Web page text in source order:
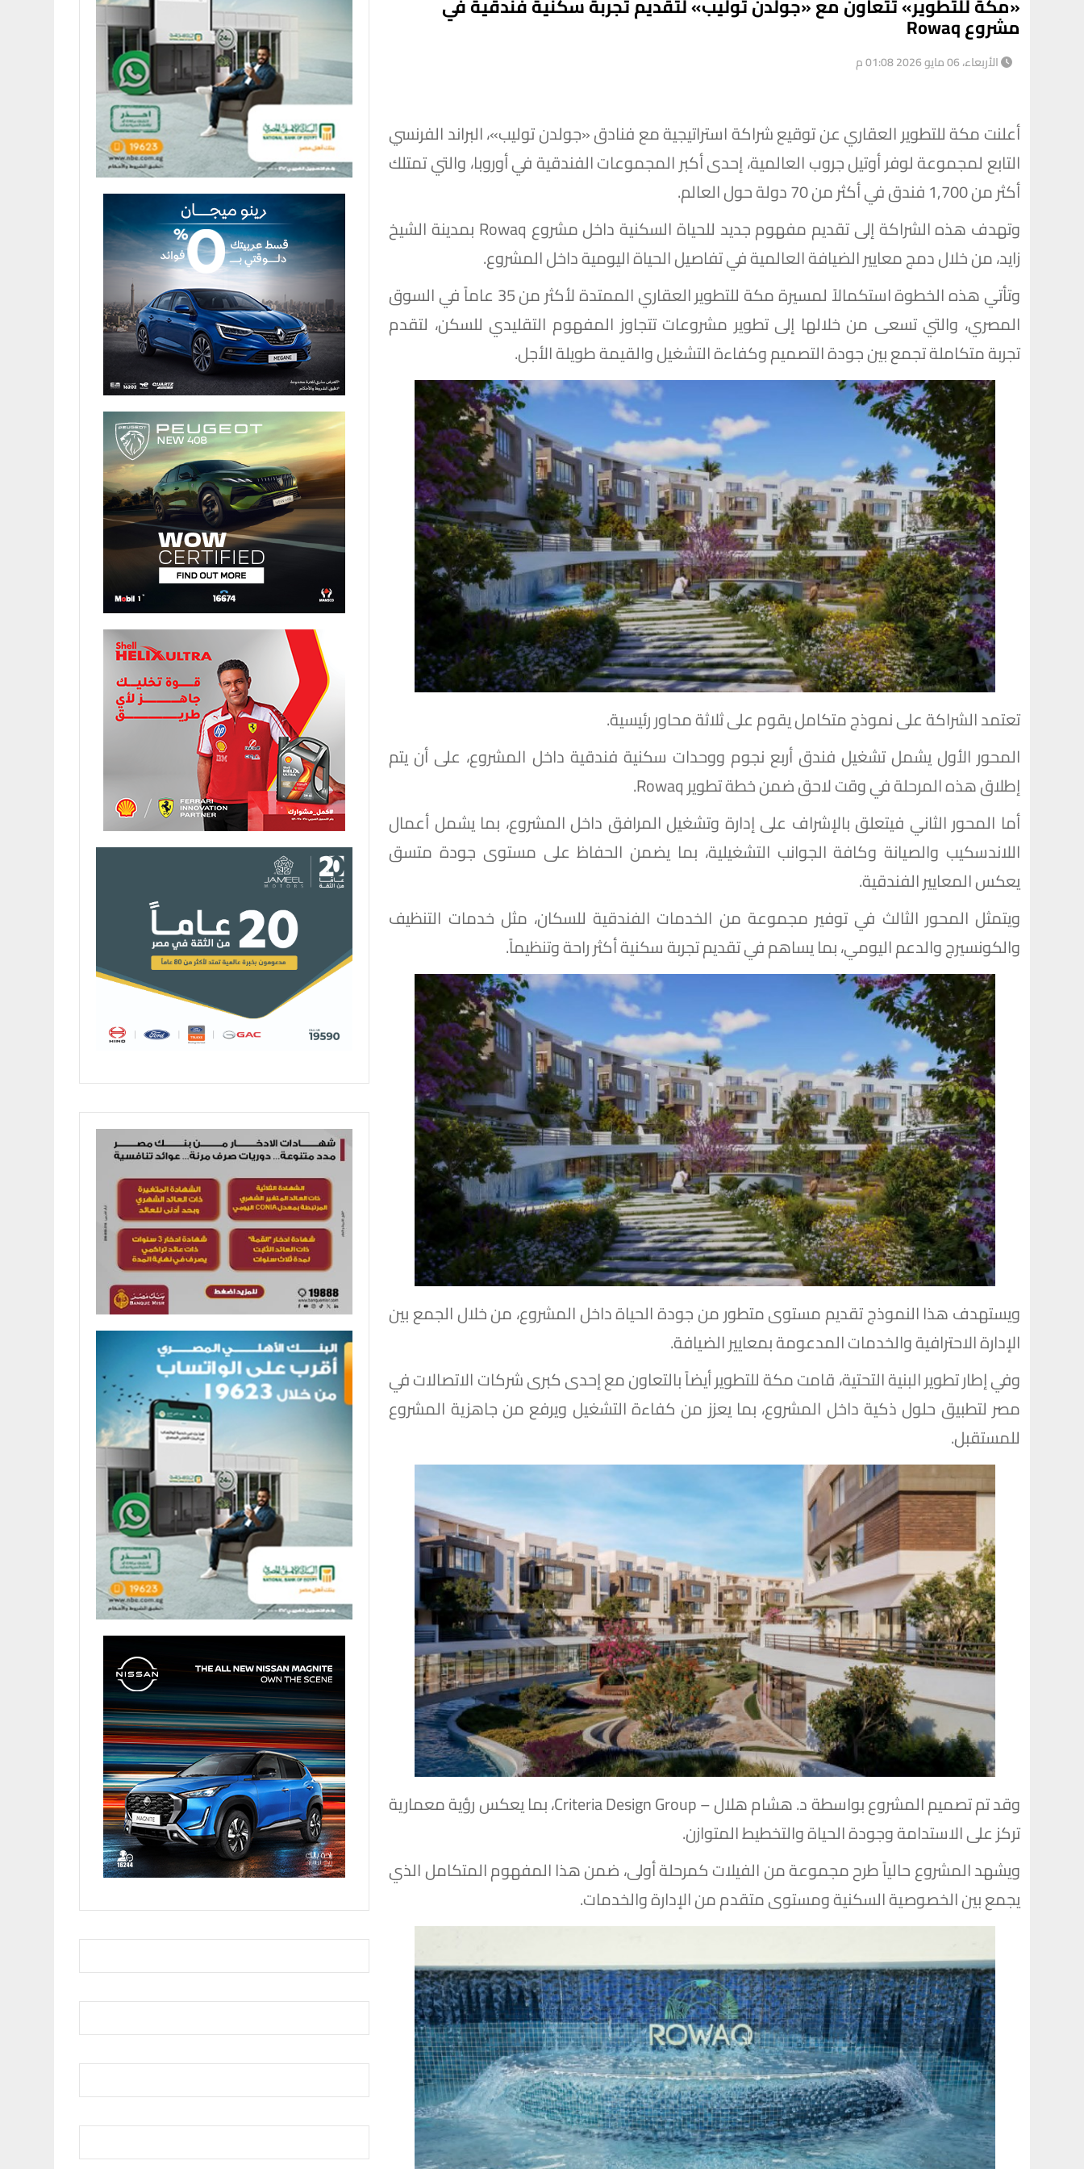
مشروع Rowaq
الأربعاء، 06 مايو 2026 01:08 م
أعلنت مكة للتطوير العقاري عن توقيع شراكة استراتيجية مع فنادق «جولدن توليب»، البراند الفرنسي
التابع لمجموعة لوفر أوتيل جروب العالمية، إحدى أكبر المجموعات الفندقية في أوروبا، والتي تمتلك
أكثر من 1,700 فندق في أكثر من 70 دولة حول العالم.
وتهدف هذه الشراكة إلى تقديم مفهوم جديد للحياة السكنية داخل مشروع Rowaq بمدينة الشيخ
زايد، من خلال دمج معايير الضيافة العالمية في تفاصيل الحياة اليومية داخل المشروع.
وتأتي هذه الخطوة استكمالاً لمسيرة مكة للتطوير العقاري الممتدة لأكثر من 35 عاماً في السوق
المصري، والتي تسعى من خلالها إلى تطوير مشروعات تتجاوز المفهوم التقليدي للسكن، لتقدم
تجربة متكاملة تجمع بين جودة التصميم وكفاءة التشغيل والقيمة طويلة الأجل.
تعتمد الشراكة على نموذج متكامل يقوم على ثلاثة محاور رئيسية.
المحور الأول يشمل تشغيل فندق أربع نجوم ووحدات سكنية فندقية داخل المشروع، على أن يتم
إطلاق هذه المرحلة في وقت لاحق ضمن خطة تطوير Rowaq.
أما المحور الثاني فيتعلق بالإشراف على إدارة وتشغيل المرافق داخل المشروع، بما يشمل أعمال
اللاندسكيب والصيانة وكافة الجوانب التشغيلية، بما يضمن الحفاظ على مستوى جودة متسق
يعكس المعايير الفندقية.
ويتمثل المحور الثالث في توفير مجموعة من الخدمات الفندقية للسكان، مثل خدمات التنظيف
والكونسيرج والدعم اليومي، بما يساهم في تقديم تجربة سكنية أكثر راحة وتنظيماً.
ويستهدف هذا النموذج تقديم مستوى متطور من جودة الحياة داخل المشروع، من خلال الجمع بين
الإدارة الاحترافية والخدمات المدعومة بمعايير الضيافة.
وفي إطار تطوير البنية التحتية، قامت مكة للتطوير أيضاً بالتعاون مع إحدى كبرى شركات الاتصالات في
مصر لتطبيق حلول ذكية داخل المشروع، بما يعزز من كفاءة التشغيل ويرفع من جاهزية المشروع
للمستقبل.
وقد تم تصميم المشروع بواسطة د. هشام هلال – Criteria Design Group، بما يعكس رؤية معمارية
تركز على الاستدامة وجودة الحياة والتخطيط المتوازن.
ويشهد المشروع حالياً طرح مجموعة من الفيلات كمرحلة أولى، ضمن هذا المفهوم المتكامل الذي
يجمع بين الخصوصية السكنية ومستوى متقدم من الإدارة والخدمات.